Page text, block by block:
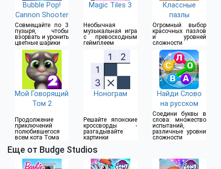
Bubble Pop!
Cannon Shooter
Совмещайте по 3
пузыря, чтобы
взорвать и уронить
цветные шарики
Magic Tiles 3
Необычная
музыкальная игра
с превосходным
геймплеем
Классные
пазлы
Огромный выбор
красочных пазлов
и уровней
сложности
Мой Говорящий
Том 2
Продолжение
приключений
полюбившегося
всем кота Тома
Нонограм
Решайте японские
кроссворды -
разгадывайте
картинки
Найди Слово
на русском
Соедини буквы в
слова: множество
испытаний,
различные уровни
сложности
Еще от Budge Studios